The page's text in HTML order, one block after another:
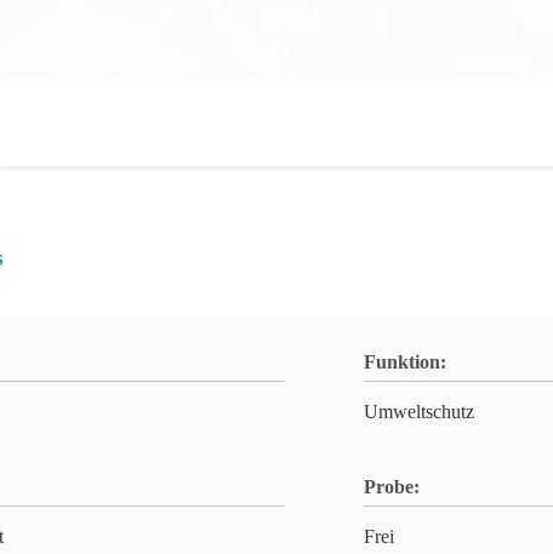
Funktion:
Umweltschutz
Probe:
Frei